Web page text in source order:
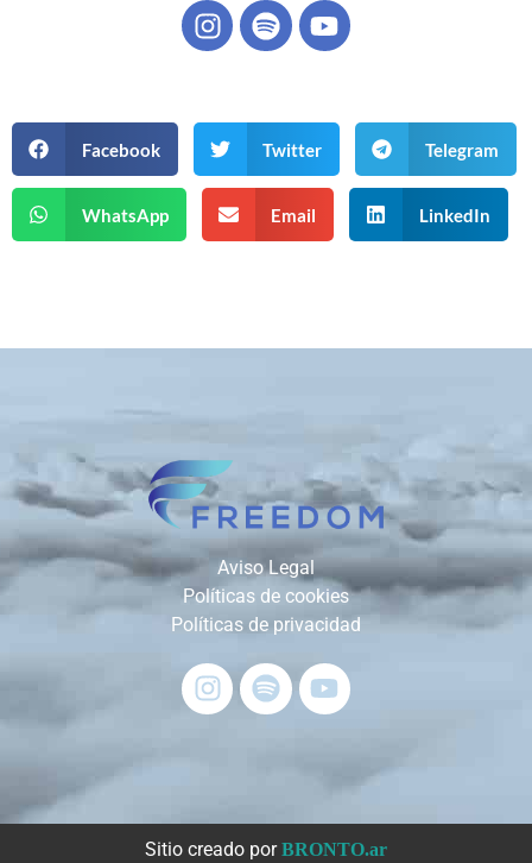
Facebook Twitter Telegram
WhatsApp Email LinkedIn
Aviso Legal
Políticas de cookies
Políticas de privacidad
Sitio creado porBRONTO.ar